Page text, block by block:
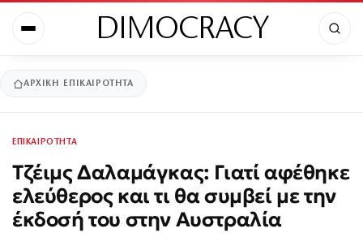
DIMOCRACY
ΑΡΧΙΚΉ ΕΠΙΚΑΙΡΟΤΗΤΑ
ΕΠΙΚΑΙΡΟΤΗΤΑ
Τζέιμς Δαλαμάγκας: Γιατί αφέθηκε
ελεύθερος και τι θα συμβεί με την
έκδοσή του στην Αυστραλία